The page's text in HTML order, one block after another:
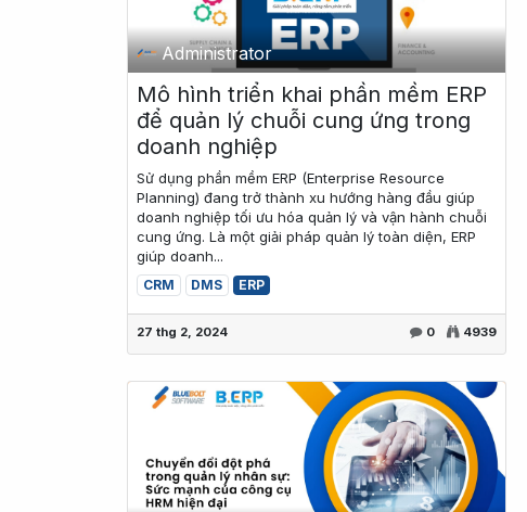
Administrator
Mô hình triển khai phần mềm ERP
để quản lý chuỗi cung ứng trong
doanh nghiệp
Sử dụng phần mềm ERP (Enterprise Resource
Planning) đang trở thành xu hướng hàng đầu giúp
doanh nghiệp tối ưu hóa quản lý và vận hành chuỗi
cung ứng. Là một giải pháp quản lý toàn diện, ERP
giúp doanh...
CRM DMS ERP
27 thg 2, 2024 0 4939